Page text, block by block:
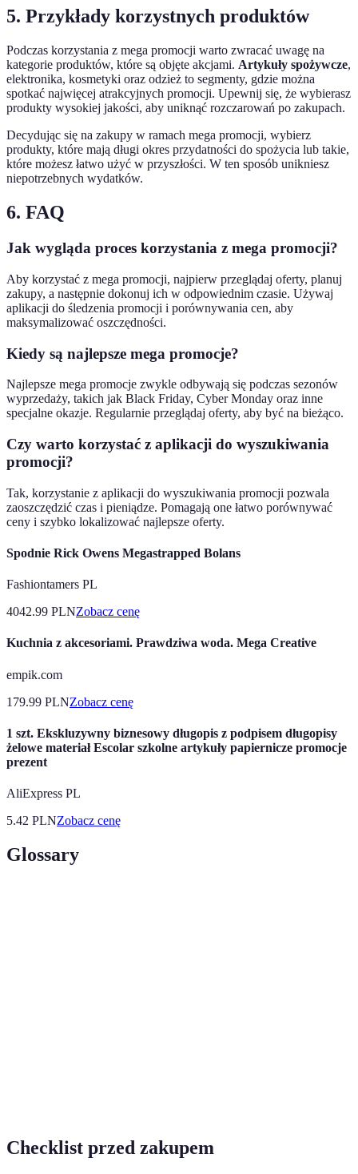
5. Przykłady korzystnych produktów
Podczas korzystania z mega promocji warto zwracać uwagę na
kategorie produktów, które są objęte akcjami. Artykuły spożywcze,
elektronika, kosmetyki oraz odzież to segmenty, gdzie można
spotkać najwięcej atrakcyjnych promocji. Upewnij się, że wybierasz
produkty wysokiej jakości, aby uniknąć rozczarowań po zakupach.
Decydując się na zakupy w ramach mega promocji, wybierz
produkty, które mają długi okres przydatności do spożycia lub takie,
które możesz łatwo użyć w przyszłości. W ten sposób unikniesz
niepotrzebnych wydatków.
6. FAQ
Jak wygląda proces korzystania z mega promocji?
Aby korzystać z mega promocji, najpierw przeglądaj oferty, planuj
zakupy, a następnie dokonuj ich w odpowiednim czasie. Używaj
aplikacji do śledzenia promocji i porównywania cen, aby
maksymalizować oszczędności.
Kiedy są najlepsze mega promocje?
Najlepsze mega promocje zwykle odbywają się podczas sezonów
wyprzedaży, takich jak Black Friday, Cyber Monday oraz inne
specjalne okazje. Regularnie przeglądaj oferty, aby być na bieżąco.
Czy warto korzystać z aplikacji do wyszukiwania
promocji?
Tak, korzystanie z aplikacji do wyszukiwania promocji pozwala
zaoszczędzić czas i pieniądze. Pomagają one łatwo porównywać
ceny i szybko lokalizować najlepsze oferty.
Spodnie Rick Owens Megastrapped Bolans
Fashiontamers PL
4042.99 PLNZobacz cenę
Kuchnia z akcesoriami. Prawdziwa woda. Mega Creative
empik.com
179.99 PLNZobacz cenę
1 szt. Ekskluzywny biznesowy długopis z podpisem długopisy
żelowe materiał Escolar szkolne artykuły papiernicze promocje
prezent
AliExpress PL
5.42 PLNZobacz cenę
Glossary
Checklist przed zakupem